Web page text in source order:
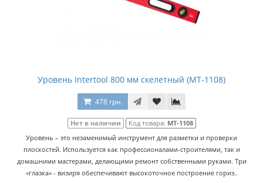
Уровень Intertool 800 мм скелетный (MT-1108)
478 грн.
Нет в наличии Код товара: MT-1108
Уровень – это незаменимый инструмент для разметки и проверки
плоскостей. Используется как профессионалами-строителями, так и
домашними мастерами, делающими ремонт собственными руками. Три
«глазка» - визиря обеспечивают высокоточное построение гориз..